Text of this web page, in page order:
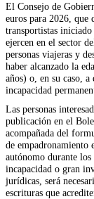
El Consejo de
euros para 2026, que
transportistas
ejercen en el sector
personas viajeras y
haber alcanzado la
años) o, en su caso,
incapacidad
Las personas
publicación en el
acompañada del
de empadronamiento
autónomo durante
incapacidad o gran
jurídicas, será
escrituras que